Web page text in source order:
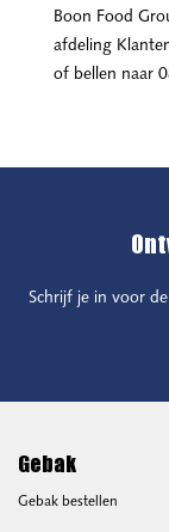
Boon Food
afdeling
of bellen naar
Schrijf je in voor
Gebak
Gebak bestellen